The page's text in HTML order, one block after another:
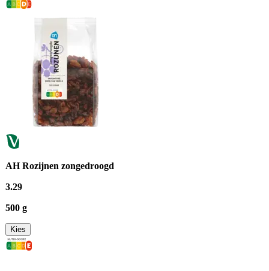
AH Rozijnen zongedroogd
3.29
500 g
Kies